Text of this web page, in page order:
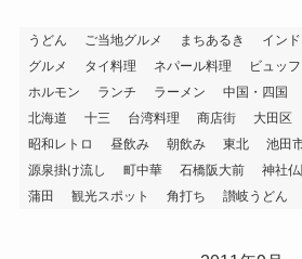
うどん ご当地グルメ まちあるき イン
グルメ
タイ料理 ネパール料理 ビュッ
ホルモン
ランチ ラーメン 中国・四国
北海道
十三 台湾料理 商店街 大田区
昭和レトロ
昼飲み 朝飲み 東北 池田
源泉掛け流し
町中華 石橋阪大前 神社
蒲田
観光スポット 角打ち 讃岐うどん